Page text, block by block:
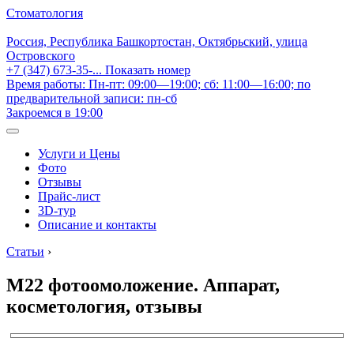
Стоматология
Россия, Республика Башкортостан, Октябрьский, улица
Островского
+7 (347) 673-35-... Показать номер
Время работы: Пн-пт: 09:00—19:00; сб: 11:00—16:00; по
предварительной записи: пн-сб
Закроемся в 19:00
Услуги и Цены
Фото
Отзывы
Прайс-лист
3D-тур
Описание и контакты
Статьи ›
М22 фотоомоложение. Аппарат,
косметология, отзывы